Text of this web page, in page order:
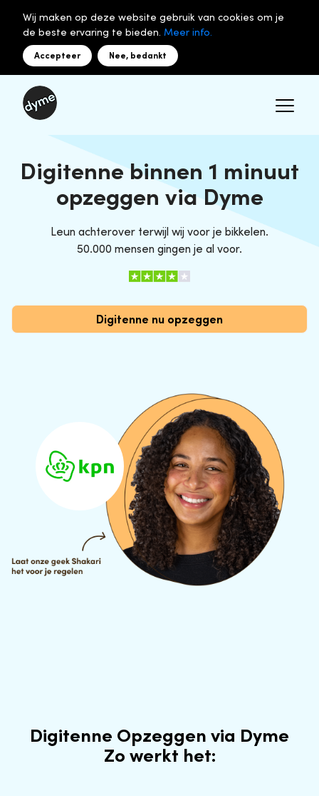
Wij maken op deze website gebruik van cookies om je
de beste ervaring te bieden. Meer info.
Accepteer Nee, bedankt
Digitenne binnen 1 minuut
opzeggen via Dyme
Leun achterover terwijl wij voor je bikkelen.
50.000 mensen gingen je al voor.
Digitenne nu opzeggen
Digitenne Opzeggen via Dyme
Zo werkt het: